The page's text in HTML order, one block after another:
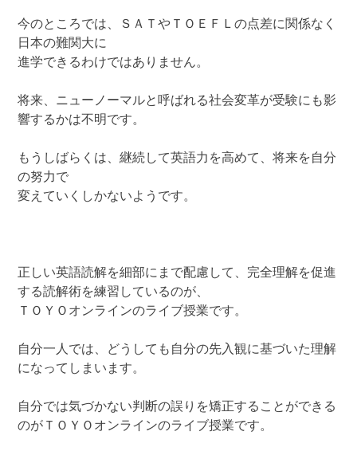
今のところでは、ＳＡＴやＴＯＥＦＬの点差に関係なく
日本の難関大に
進学できるわけではありません。
将来、ニューノーマルと呼ばれる社会変革が受験にも影
響するかは不明です。
もうしばらくは、継続して英語力を高めて、将来を自分
の努力で
変えていくしかないようです。
正しい英語読解を細部にまで配慮して、完全理解を促進
する読解術を練習しているのが、
ＴＯＹＯオンラインのライブ授業です。
自分一人では、どうしても自分の先入観に基づいた理解
になってしまいます。
自分では気づかない判断の誤りを矯正することができる
のがＴＯＹＯオンラインのライブ授業です。